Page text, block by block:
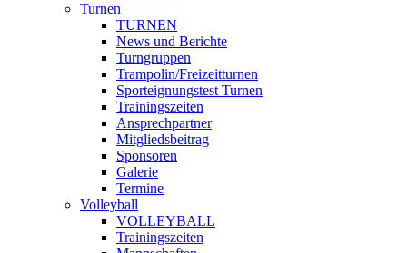
Turnen
TURNEN
News und Berichte
Turngruppen
Trampolin/Freizeitturnen
Sporteignungstest Turnen
Trainingszeiten
Ansprechpartner
Mitgliedsbeitrag
Sponsoren
Galerie
Termine
Volleyball
VOLLEYBALL
Trainingszeiten